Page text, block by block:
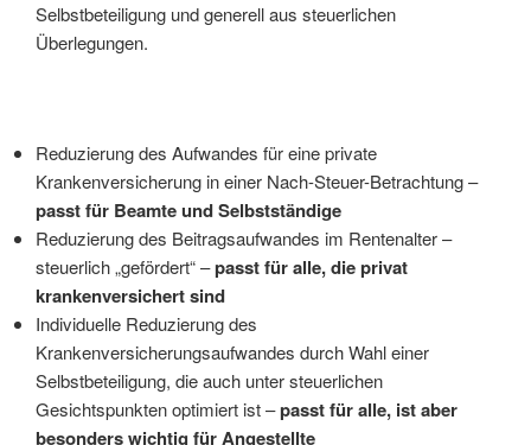
Selbstbeteiligung und generell aus steuerlichen
Überlegungen.
Reduzierung des Aufwandes für eine private
Krankenversicherung in einer Nach-Steuer-Betrachtung –
passt für Beamte und Selbstständige
Reduzierung des Beitragsaufwandes im Rentenalter –
steuerlich „gefördert“ –passt für alle, die privat
krankenversichert sind
Individuelle Reduzierung des
Krankenversicherungsaufwandes durch Wahl einer
Selbstbeteiligung, die auch unter steuerlichen
Gesichtspunkten optimiert ist –passt für alle, ist aber
besonders wichtig für Angestellte